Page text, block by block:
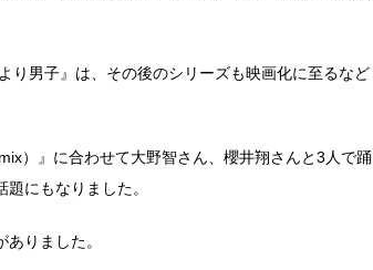
り男子』は、その後のシリーズも映画化に至るなど
）』に合わせて大野智さん、櫻井翔さんと3人で踊
にもなりました。
りました。